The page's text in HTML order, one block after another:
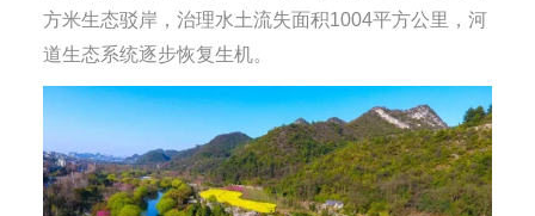
方米生态驳岸，治理水土流失面积1004平方公里，河
道生态系统逐步恢复生机。